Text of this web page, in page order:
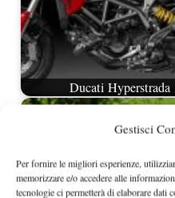
Gestisci
Per fornire le migliori esperienze,
memorizzare e/o accedere alle
tecnologie ci permetterà di elaborare dati
Ducati Hyperstrada